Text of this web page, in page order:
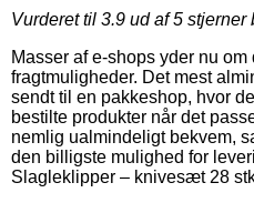
Vurderet til 3.9 ud af 5 stjerner
Masser af e-shops yder nu
fragtmuligheder. Det mest
sendt til en pakkeshop, hvor
bestilte produkter når det
nemlig ualmindeligt bekvem,
den billigste mulighed for
Slagleklipper – knivesæt 28